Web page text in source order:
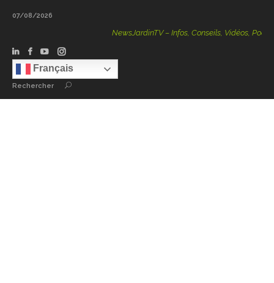
07/08/2026
NewsJardinTV – Infos, Conseils, Vidéos, Podcasts –
Français
Rechercher